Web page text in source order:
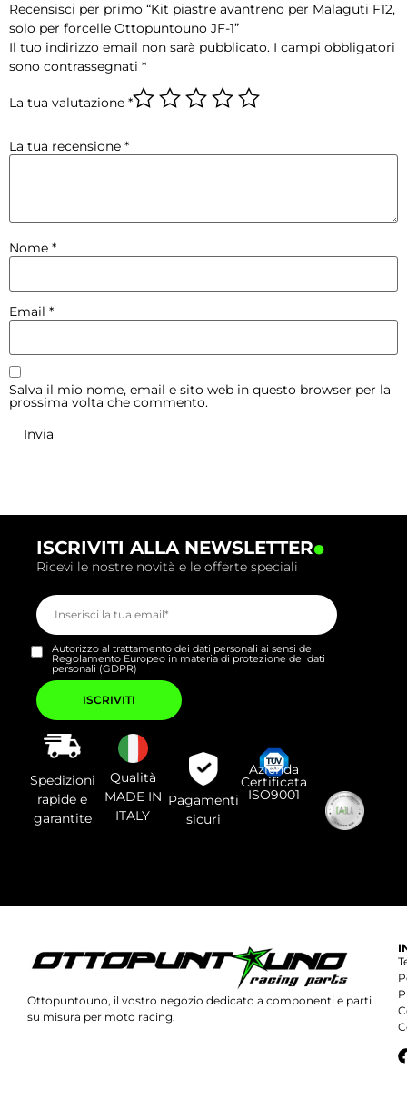
Recensisci per primo “Kit piastre avantreno per Malaguti F12,
solo per forcelle Ottopuntouno JF-1”
Il tuo indirizzo email non sarà pubblicato. I campi obbligatori
sono contrassegnati *
La tua valutazione *
La tua recensione *
Nome *
Email *
Salva il mio nome, email e sito web in questo browser per la
prossima volta che commento.
ISCRIVITI ALLA NEWSLETTER.
Ricevi le nostre novità e le offerte speciali
Autorizzo al trattamento dei dati personali ai sensi del
Regolamento Europeo in materia di protezione dei dati
personali (GDPR)
Si
prega
di
lasciare
vuoto
questo
campo.
Spedizioni
rapide e
garantite
Qualità
MADE IN
ITALY
Pagamenti
sicuri
Azienda
Certificata
ISO9001
Ottopuntouno, il vostro negozio dedicato a componenti e parti
su misura per moto racing.